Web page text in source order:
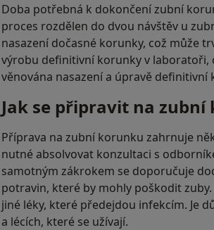
Doba potřebná k dokončení zubní
proces rozdělen do dvou návštěv u
nasazení dočasné korunky, což může
výrobu definitivní korunky v laboratoři,
věnována nasazení a úpravě
Jak se připravit na zubní
Příprava na zubní korunku zahrnuje
nutné absolvovat konzultaci s
samotným zákrokem se doporučuje
potravin, které by mohly poškodit
jiné léky, které předejdou infekcím. Je
a lécích, které se užívají.